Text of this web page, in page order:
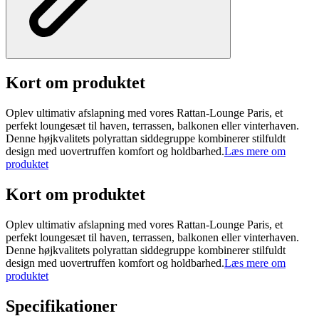
Kort om produktet
Oplev ultimativ afslapning med vores Rattan-Lounge Paris, et
perfekt loungesæt til haven, terrassen, balkonen eller vinterhaven.
Denne højkvalitets polyrattan siddegruppe kombinerer stilfuldt
design med uovertruffen komfort og holdbarhed.Læs mere om
produktet
Kort om produktet
Oplev ultimativ afslapning med vores Rattan-Lounge Paris, et
perfekt loungesæt til haven, terrassen, balkonen eller vinterhaven.
Denne højkvalitets polyrattan siddegruppe kombinerer stilfuldt
design med uovertruffen komfort og holdbarhed.Læs mere om
produktet
Specifikationer